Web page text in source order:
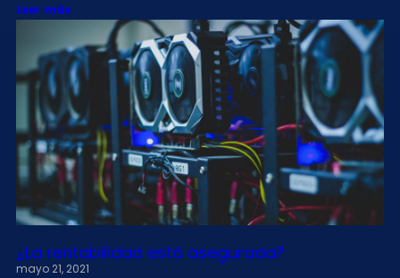
Leer más
¿La rentabilidad está asegurada?
mayo 21, 2021